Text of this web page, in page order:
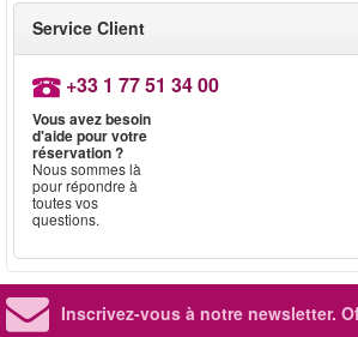
Service Client
+33 1 77 51 34 00
Vous avez besoin
d'aide pour votre
réservation ?
Nous sommes là
pour répondre à
toutes vos
questions.
Inscrivez-vous à notre newsletter.